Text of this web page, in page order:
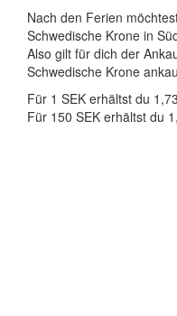
Nach den Ferien
Schwedische Krone in
Also gilt für dich der
Schwedische Krone
Für 1 SEK erhältst du
Für 150 SEK erhältst du